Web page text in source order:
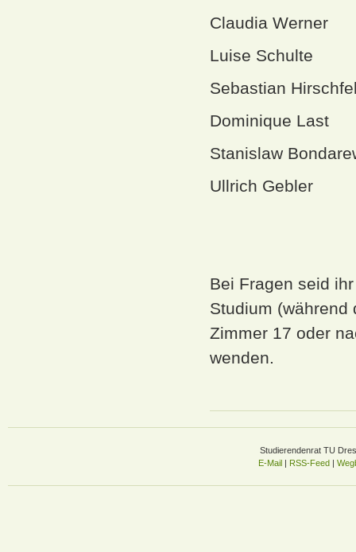
Claudia Werner
Luise Schulte
Sebastian
Dominique Last
Stanislaw
Ullrich Gebler
Bei Fragen seid
Studium (während
Zimmer 17 oder
wenden.
Studierendenrat TU
E-Mail| RSS-Feed|